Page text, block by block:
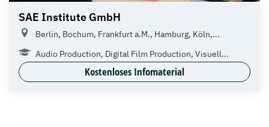
SAE Institute GmbH
Berlin, Bochum, Frankfurt a.M., Hamburg, Köln,...
Audio Production, Digital Film Production, Visuell...
Kostenloses Infomaterial